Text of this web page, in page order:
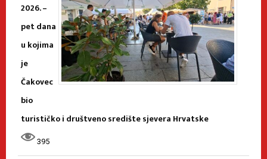
2026. –
pet dana
u kojima
je
Čakovec
bio
turističko i društveno središte sjevera Hrvatske
395